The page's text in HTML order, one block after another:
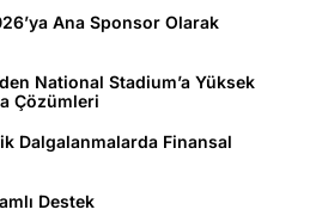
Ana Sponsor Olarak
National Stadium’a Yüksek
Çözümleri
Dalgalanmalarda Finansal
Destek